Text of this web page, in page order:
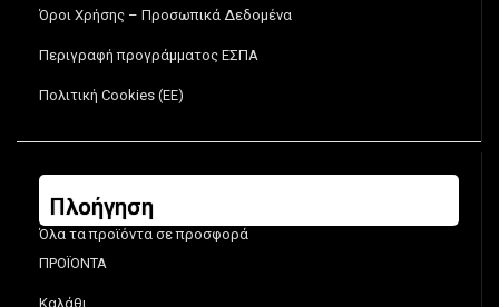
Όροι Χρήσης – Προσωπικά Δεδομένα
Περιγραφή προγράμματος ΕΣΠΑ
Πολιτική Cookies (ΕΕ)
Πλοήγηση
Όλα τα προϊόντα σε προσφορά
ΠΡΟΪΟΝΤΑ
Καλάθι